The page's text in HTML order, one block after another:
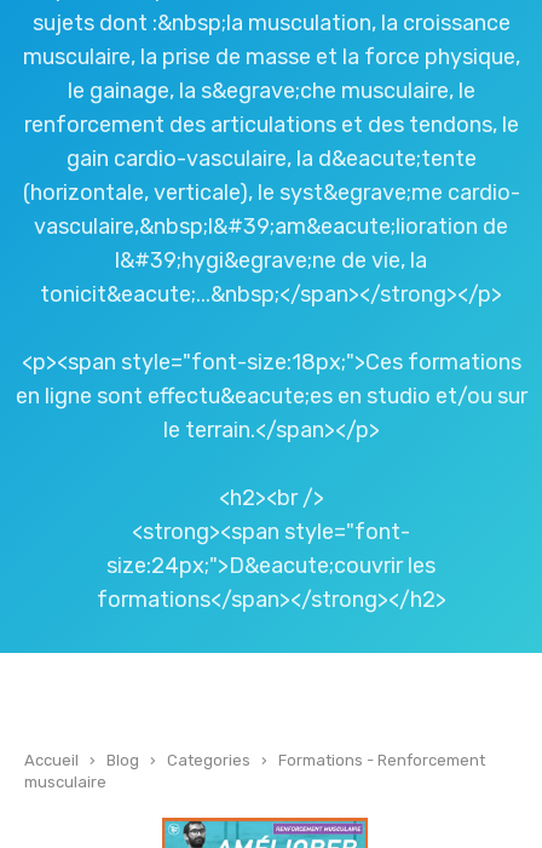
sujets dont :&nbsp;la musculation, la croissance
musculaire, la prise de masse et la force physique,
le gainage, la s&egrave;che musculaire, le
renforcement des articulations et des tendons, le
gain cardio-vasculaire, la d&eacute;tente
(horizontale, verticale), le syst&egrave;me cardio-
vasculaire,&nbsp;l&#39;am&eacute;lioration de
l&#39;hygi&egrave;ne de vie, la
tonicit&eacute;...&nbsp;</span></strong></p>
<p><span style="font-size:18px;">Ces formations
en ligne sont effectu&eacute;es en studio et/ou sur
le terrain.</span></p>
<h2><br />
<strong><span style="font-
size:24px;">D&eacute;couvrir les
formations</span></strong></h2>
Accueil › Blog › Categories ›
Formations - Renforcement
musculaire